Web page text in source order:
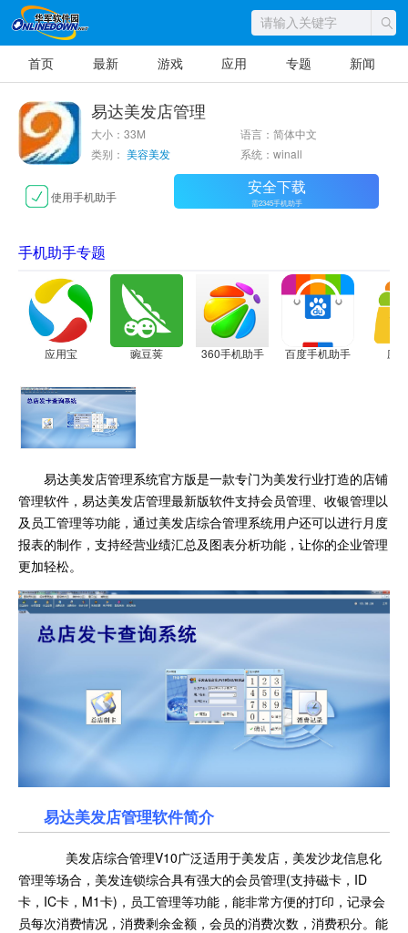
首页 最新 游戏 应用 专题 新闻
易达美发店管理
大小：33M
语言：简体中文
类别： 美容美发 系统：winall
使用手机助手 安全下载
需2345手机助手
手机助手专题
应用宝 豌豆荚 360手机助手 百度手机助手 应
易达美发店管理系统官方版是一款专门为美发行业打造的店铺
管理软件，易达美发店管理最新版软件支持会员管理、收银管理以
及员工管理等功能，通过美发店综合管理系统用户还可以进行月度
报表的制作，支持经营业绩汇总及图表分析功能，让你的企业管理
更加轻松。
易达美发店管理软件简介
美发店综合管理V10广泛适用于美发店，美发沙龙信息化
管理等场合，美发连锁综合具有强大的会员管理(支持磁卡，ID
卡，IC卡，M1卡)，员工管理等功能，能非常方便的打印，记录会
员每次消费情况，消费剩余金额，会员的消费次数，消费积分。能